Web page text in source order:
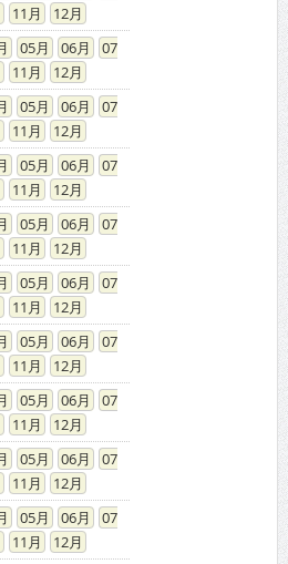
11
12
05 06
07
11
12
05 06
07
11
12
05 06
07
11
12
05 06
07
11
12
05 06
07
11
12
05 06
07
11
12
05 06
07
11
12
05 06
07
11
12
05 06
07
11
12